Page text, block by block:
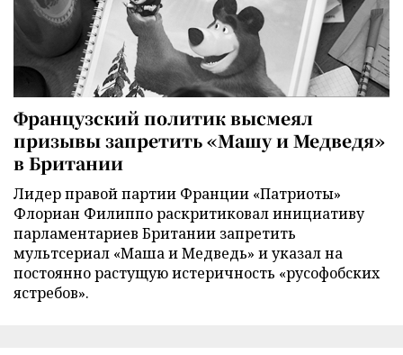
Французский политик высмеял
призывы запретить «Машу и Медведя»
в Британии
Лидер правой партии Франции «Патриоты»
Флориан Филиппо раскритиковал инициативу
парламентариев Британии запретить
мультсериал «Маша и Медведь» и указал на
постоянно растущую истеричность «русофобских
ястребов».